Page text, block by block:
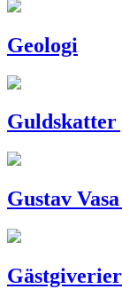
Geologi
Guldskatter
Gustav